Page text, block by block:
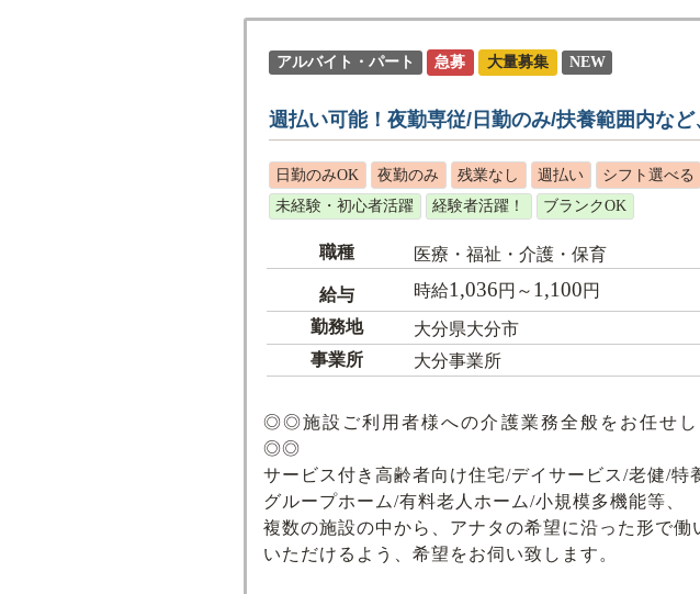
アルバイト・パート 急募 大量募集 NEW
週払い可能！夜勤専従/日勤のみ/扶養範囲内な
日勤のみOK 夜勤のみ 残業なし 週払い シフト選べる
未経験・初心者活躍
経験者活躍！ ブランクOK
職種 医療・福祉・介護・保育
給与 時給1,036円～ 1,100円
勤務地
大分県大分市
事業所
大分事業所
◎◎施設ご利用者様への介護業務全般をお任せし
◎◎
サービス付き高齢者向け住宅/デイサービス/老健/特
グループホーム/有料老人ホーム/小規模多機能等、
複数の施設の中から、アナタの希望に沿った形で働
いただけるよう、希望をお伺い致します。